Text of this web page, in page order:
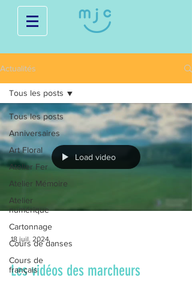
Actualités
Tous les posts
Anniversaires
Art Floral
Atelier Fer
Atelier Mémoire
Atelier
numérique
Cartonnage
Cours de danses
Cours de
français
Tous les posts
Load video
18 juil. 2024
Les vidéos des marcheurs